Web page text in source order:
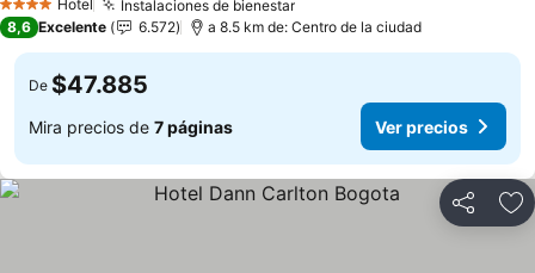
4 EstrellasHotel Instalaciones de bienestarVer precios
8,6 Excelente 6.572 a 8.5 km de: Centro de la ciudad
De $47.885
Mira precios de 7 páginas Ver precios
Compartir